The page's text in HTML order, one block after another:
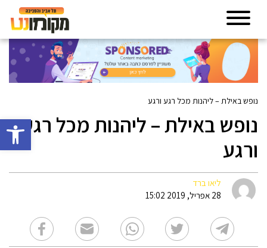
פתח
נופש באילת – ליהנות מכל רגע ורגע
נופש באילת – ליהנות מכל רגע
ורגע
ליאו ברד
28 אפריל, 2019 15:02